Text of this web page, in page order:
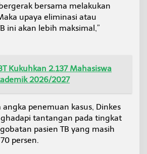
bersama melakukan
upaya eliminasi atau
ini akan lebih maksimal,”
Kukuhkan 2.137 Mahasiswa
2026/2027
penemuan kasus, Dinkes
tantangan pada tingkat
pasien TB yang masih
persen.